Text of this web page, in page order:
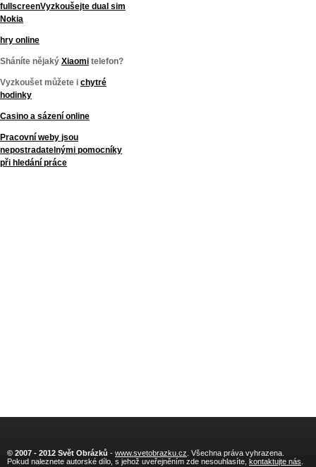
fullscreenVyzkoušejte dual sim
Nokia
hry online
Sháníte nějaký Xiaomi telefon?
Vyzkoušet můžete i chytré
hodinky
Casino a sázení online
Pracovní weby jsou
nepostradatelnými pomocníky
při hledání práce
© 2007 - 2012 Svět Obrázků - www.svetobrazku.cz . Všechna práva vyhrazena.
Pokud naleznete autorské dílo, s jehož uveřejněním zde nesouhlasíte, kontaktujte nás